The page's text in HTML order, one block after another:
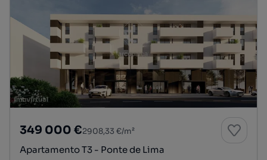
349 000 €2908,33 €/m²
Apartamento T3 - Ponte de Lima